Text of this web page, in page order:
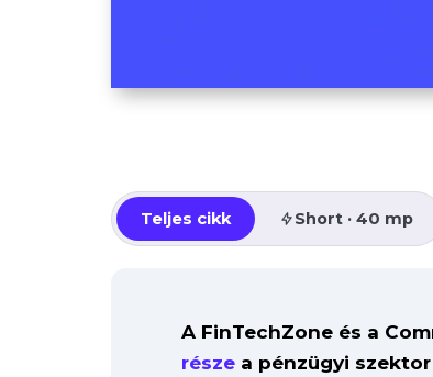
Teljes cikk Short · 40 mp
A FinTechZone és a
része a pénzügyi